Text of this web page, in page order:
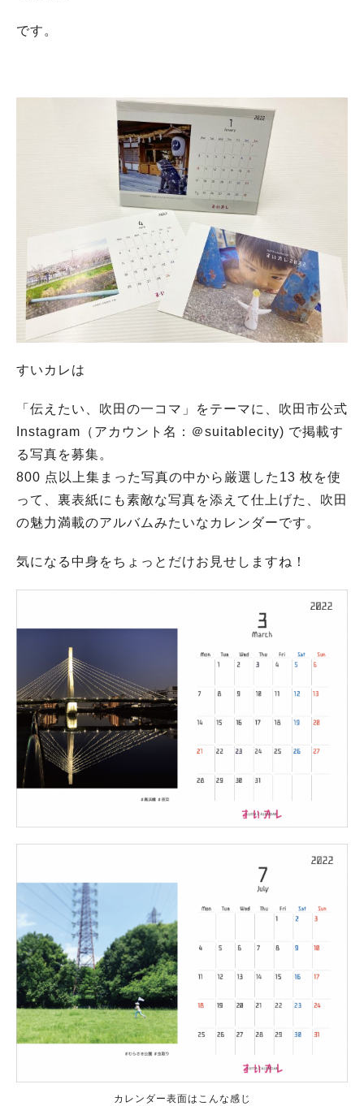
です。
すいカレは
「伝えたい、吹田の一コマ」をテーマに、吹田市公式
Instagram（アカウント名：＠suitablecity) で掲載す
る写真を募集。
800 点以上集まった写真の中から厳選した13 枚を使
って、裏表紙にも素敵な写真を添えて仕上げた、吹田
の魅力満載のアルバムみたいなカレンダーです。
気になる中身をちょっとだけお見せしますね！
カレンダー表面はこんな感じ